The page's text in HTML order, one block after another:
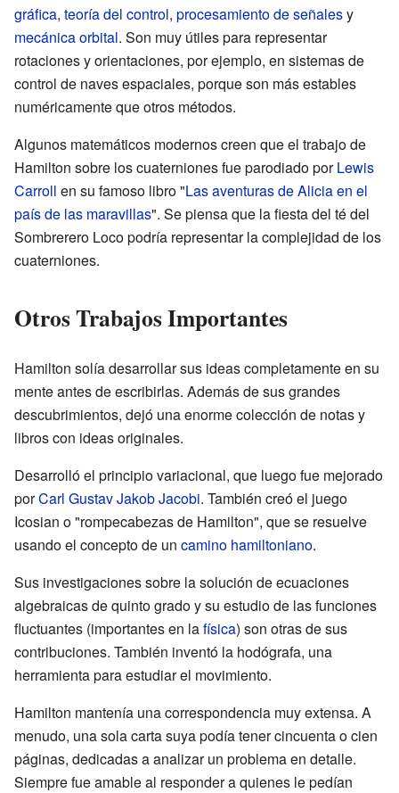
gráfica, teoría del control, procesamiento de señalesy
mecánica orbital. Son muy útiles para representar
rotaciones y orientaciones, por ejemplo, en sistemas de
control de naves espaciales, porque son más estables
numéricamente que otros métodos.
Algunos matemáticos modernos creen que el trabajo de
Hamilton sobre los cuaterniones fue parodiado porLewis
Carroll en su famoso libro "Las aventuras de Alicia en el
país de las maravillas". Se piensa que la fiesta del té del
Sombrerero Loco podría representar la complejidad de los
cuaterniones.
Otros Trabajos Importantes
Hamilton solía desarrollar sus ideas completamente en su
mente antes de escribirlas. Además de sus grandes
descubrimientos, dejó una enorme colección de notas y
libros con ideas originales.
Desarrolló el principio variacional, que luego fue mejorado
porCarl Gustav Jakob Jacobi. También creó el juego
Icosian o "rompecabezas de Hamilton", que se resuelve
usando el concepto de un camino hamiltoniano.
Sus investigaciones sobre la solución de ecuaciones
algebraicas de quinto grado y su estudio de las funciones
fluctuantes (importantes en lafísica) son otras de sus
contribuciones. También inventó la hodógrafa, una
herramienta para estudiar el movimiento.
Hamilton mantenía una correspondencia muy extensa. A
menudo, una sola carta suya podía tener cincuenta o cien
páginas, dedicadas a analizar un problema en detalle.
Siempre fue amable al responder a quienes le pedían